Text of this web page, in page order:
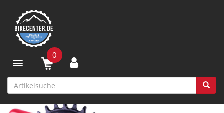
Toggle navigation
0